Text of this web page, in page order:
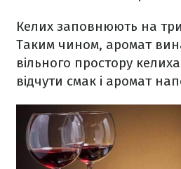
Келих заповнюють на
Таким чином, аромат
вільного простору
відчути смак і аромат